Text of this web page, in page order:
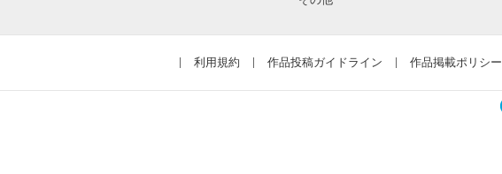
利用規約 作品投稿ガイドライン 作品掲載ポリシー